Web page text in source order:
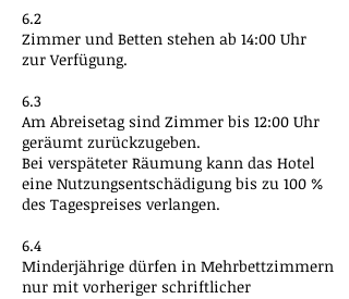
6.2
Zimmer und Betten stehen ab 14:00 Uhr
zur Verfügung.
6.3
Am Abreisetag sind Zimmer bis 12:00 Uhr
geräumt zurückzugeben.
Bei verspäteter Räumung kann das Hotel
eine Nutzungsentschädigung bis zu 100 %
des Tagespreises verlangen.
6.4
Minderjährige dürfen in Mehrbettzimmern
nur mit vorheriger schriftlicher